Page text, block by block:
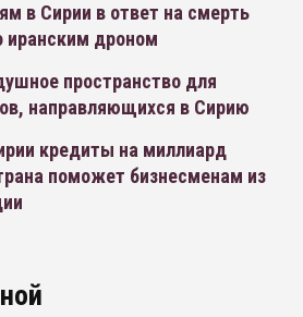
в Сирии в ответ на смерть
иранским дроном
пространство для
направляющихся в Сирию
кредиты на миллиард
поможет бизнесменам из